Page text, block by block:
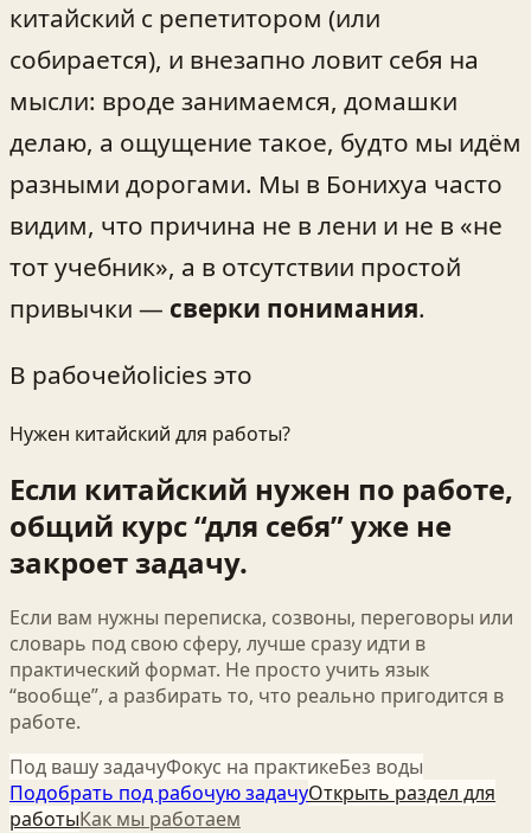
китайский с репетитором (или
собирается), и внезапно ловит себя на
мысли: вроде занимаемся, домашки
делаю, а ощущение такое, будто мы идём
разными дорогами. Мы в Бонихуа часто
видим, что причина не в лени и не в «не
тот учебник», а в отсутствии простой
привычки — сверки понимания.
В рабочейolicies это
Нужен китайский для работы?
Если китайский нужен по работе,
общий курс “для себя” уже не
закроет задачу.
Если вам нужны переписка, созвоны, переговоры или
словарь под свою сферу, лучше сразу идти в
практический формат. Не просто учить язык
“вообще”, а разбирать то, что реально пригодится в
работе.
Под вашу задачуФокус на практикеБез воды
Подобрать под рабочую задачуОткрыть раздел для
работыКак мы работаем